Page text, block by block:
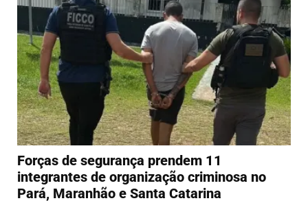
Forças de segurança prendem 11
integrantes de organização criminosa no
Pará, Maranhão e Santa Catarina